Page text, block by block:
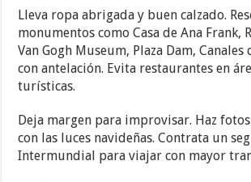
Lleva ropa abrigada y buen calzado.
monumentos como Casa de Ana Frank,
Van Gogh Museum, Plaza Dam,
con antelación. Evita restaurantes en
turísticas.
Deja margen para improvisar. Haz
con las luces navideñas. Contrata un
Intermundial para viajar con mayor